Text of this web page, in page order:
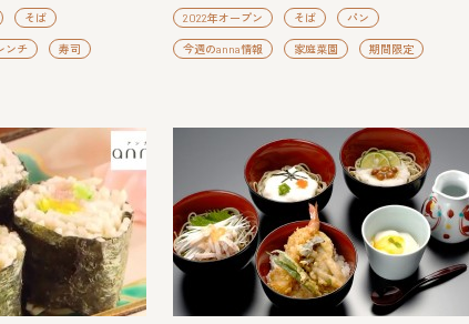
そば
ンチ 寿司
2022年オープン そば パン
今週のanna情報 家庭菜園 期間限定